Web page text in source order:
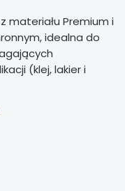
materiału Premium i
idealna do
(klej, lakier i